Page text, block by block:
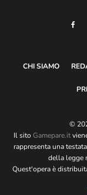
CHI SIAMO
©
Il sito Gamepare.it
rappresenta una
della legge
Quest'opera è